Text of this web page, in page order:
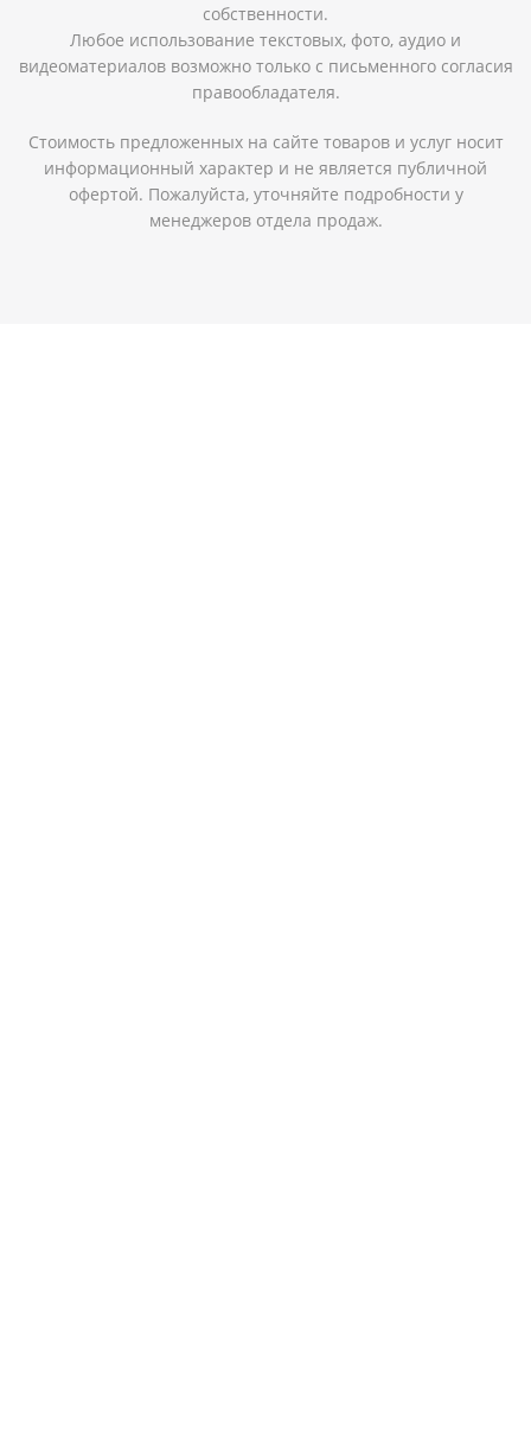
собственности.
Любое использование текстовых, фото, аудио и
видеоматериалов возможно только с письменного согласия
правообладателя.
Стоимость предложенных на сайте товаров и услуг носит
информационный характер и не является публичной
офертой. Пожалуйста, уточняйте подробности у
менеджеров отдела продаж.